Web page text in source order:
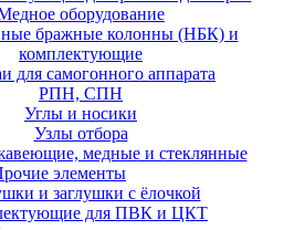
оборудование
бражные колонны (НБК) и
комплектующие
для самогонного аппарата
РПН, СПН
Углы и носики
Узлы отбора
медные и стеклянные
элементы
и заглушки с ёлочкой
для ПВК и ЦКТ